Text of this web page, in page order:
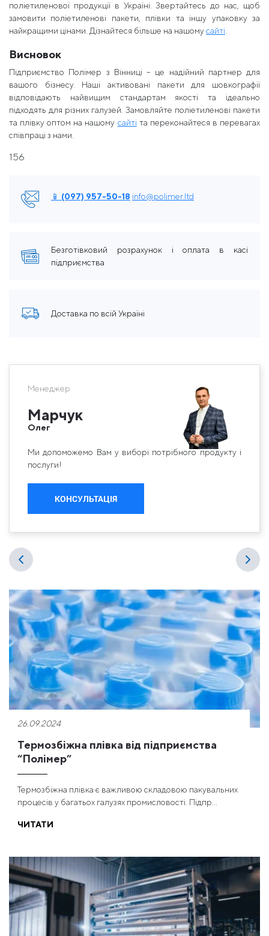
поліетиленової продукції в Україні. Звертайтесь до нас, щоб
замовити поліетиленові пакети, плівки та іншу упаковку за
найкращими цінами. Дізнайтеся більше на нашомусайті
Висновок
Підприємство Полімер з Вінниці – це надійний партнер для
вашого бізнесу. Наші активовані пакети для шовкографії
відповідають найвищим стандартам якості та ідеально
підходять для різних галузей. Замовляйте поліетиленові пакети
та плівку оптом на нашому сайті та переконайтеся в перевагах
співпраці з нами.
156
📱 (097) 957-50-18 info@polimer.ltd
Безготівковий розрахунок і оплата в касі
підприємства
Доставка по всій Україні
Менеджер
Марчук
Олег
Ми допоможемо Вам у виборі потрібного продукту і
послуги!
КОНСУЛЬТАЦІЯ
26.09.2024
Термозбіжна плівка від підприємства
“Полімер”
Термозбіжна плівка є важливою складовою пакувальних
процесів у багатьох галузях промисловості. Підпр...
ЧИТАТИ